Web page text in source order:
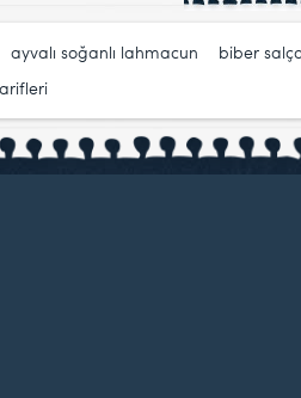
ayvalı soğanlı lahmacun biber